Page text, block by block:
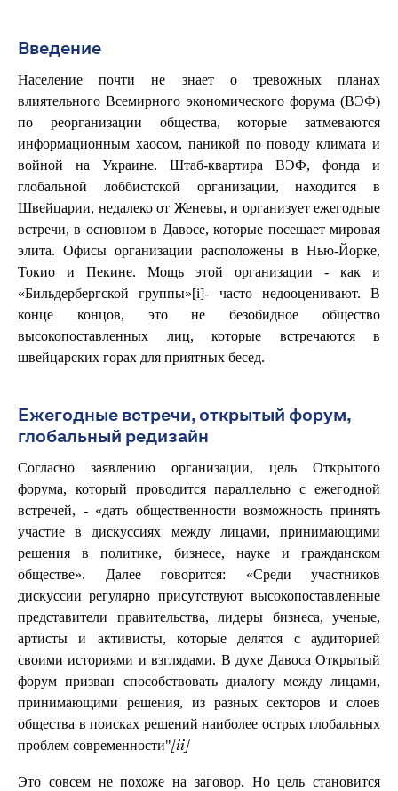
Введение
Население почти не знает о тревожных планах
влиятельного Всемирного экономического форума (ВЭФ)
по реорганизации общества, которые затмеваются
информационным хаосом, паникой по поводу климата и
войной на Украине. Штаб-квартира ВЭФ, фонда и
глобальной лоббистской организации, находится в
Швейцарии, недалеко от Женевы, и организует ежегодные
встречи, в основном в Давосе, которые посещает мировая
элита. Офисы организации расположены в Нью-Йорке,
Токио и Пекине. Мощь этой организации - как и
«Бильдербергской группы»[i]- часто недооценивают. В
конце концов, это не безобидное общество
высокопоставленных лиц, которые встречаются в
швейцарских горах для приятных бесед.
Ежегодные встречи, открытый форум,
глобальный редизайн
Согласно заявлению организации, цель Открытого
форума, который проводится параллельно с ежегодной
встречей, - «дать общественности возможность принять
участие в дискуссиях между лицами, принимающими
решения в политике, бизнесе, науке и гражданском
обществе». Далее говорится: «Среди участников
дискуссии регулярно присутствуют высокопоставленные
представители правительства, лидеры бизнеса, ученые,
артисты и активисты, которые делятся с аудиторией
своими историями и взглядами. В духе Давоса Открытый
форум призван способствовать диалогу между лицами,
принимающими решения, из разных секторов и слоев
общества в поисках решений наиболее острых глобальных
проблем современности"[ii]
Это совсем не похоже на заговор. Но цель становится